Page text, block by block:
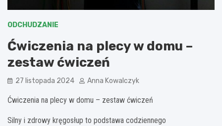
ODCHUDZANIE
Ćwiczenia na plecy w domu –
zestaw ćwiczeń
27 listopada 2024 Anna Kowalczyk
Ćwiczenia na plecy w domu – zestaw ćwiczeń
Silny i zdrowy kręgosłup to podstawa codziennego